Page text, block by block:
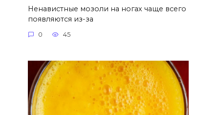
Ненавистные мозоли на ногах чаще всего
появляются из-за
0 45